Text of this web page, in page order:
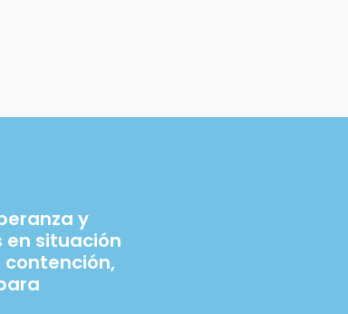
y
situación